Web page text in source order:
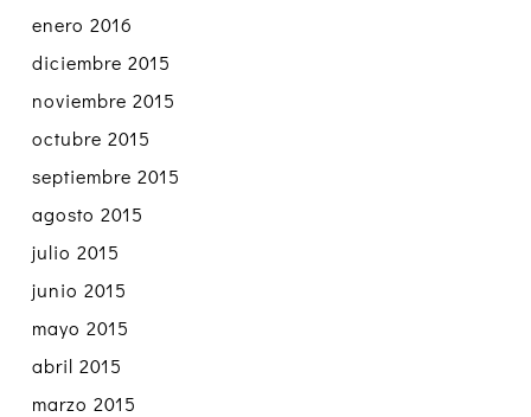
enero 2016
diciembre 2015
noviembre 2015
octubre 2015
septiembre 2015
agosto 2015
julio 2015
junio 2015
mayo 2015
abril 2015
marzo 2015